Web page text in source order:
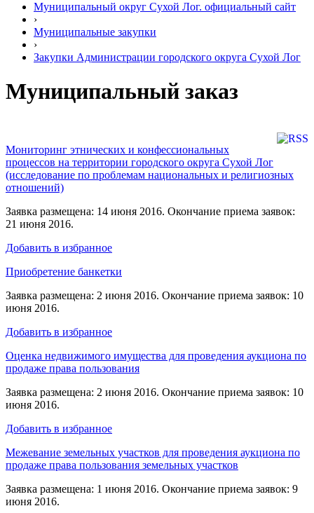
Муниципальный округ Сухой Лог. официальный сайт
›
Муниципальные закупки
›
Закупки Администрации городского округа Сухой Лог
Муниципальный заказ
Мониторинг этнических и конфессиональных
процессов на территории городского округа Сухой Лог
(исследование по проблемам национальных и религиозных
отношений)
Заявка размещена: 14 июня 2016. Окончание приема заявок:
21 июня 2016.
Добавить в избранное
Приобретение банкетки
Заявка размещена: 2 июня 2016. Окончание приема заявок: 10
июня 2016.
Добавить в избранное
Оценка недвижимого имущества для проведения аукциона по
продаже права пользования
Заявка размещена: 2 июня 2016. Окончание приема заявок: 10
июня 2016.
Добавить в избранное
Межевание земельных участков для проведения аукциона по
продаже права пользования земельных участков
Заявка размещена: 1 июня 2016. Окончание приема заявок: 9
июня 2016.